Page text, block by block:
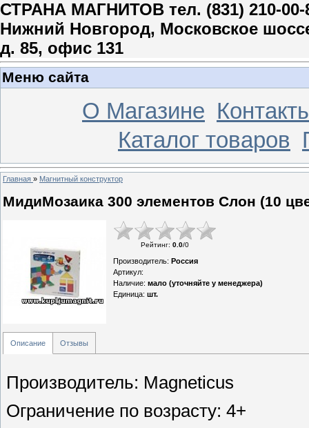
СТРАНА МАГНИТОВ тел. (831) 210-00-
Нижний Новгород, Московское
д. 85, офис 131
Меню сайта
О Магазине
Каталог товаров
Главная » Магнитный конструктор
МидиМозаика 300 элементов Слон (10
Рейтинг: 0.0/0
Производитель: Россия
Артикул:
Наличие: мало (уточняйте у менеджера)
Единица: шт.
Описание Отзывы
Производитель: Magneticus
Ограничение по возрасту: 4+